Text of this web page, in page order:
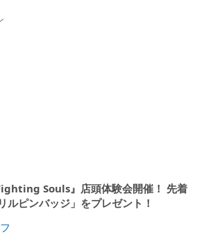
Souls』店頭体験会開催！ 先着
ルピンバッジ」をプレゼント！